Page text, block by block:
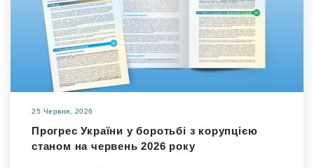
25 Червня, 2026
Прогрес України у боротьбі з корупцією
станом на червень 2026 року